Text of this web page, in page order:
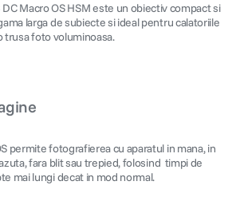
Macro OS HSM este un obiectiv compact si
larga de subiecte si ideal pentru calatoriile
trusa foto voluminoasa.
permite fotografierea cu aparatul in mana, in
fara blit sau trepied, folosind timpi de
mai lungi decat in mod normal.